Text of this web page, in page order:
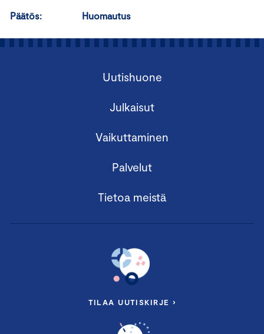
Päätös: Huomautus
Uutishuone
Julkaisut
Vaikuttaminen
Palvelut
Tietoa meistä
TILAA UUTISKIRJE ›